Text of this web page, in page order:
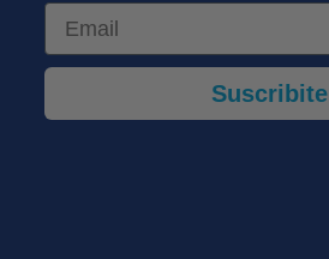
Email
Suscribite